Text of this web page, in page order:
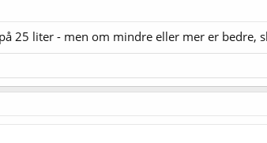
25 liter - men om mindre eller mer er bedre,